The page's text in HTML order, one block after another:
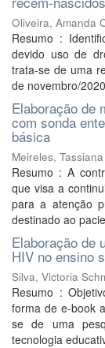
Oliveira, Amanda
Resumo :
devido uso de
trata-se de uma
de novembro/
Elaboração de
com sonda
básica
Meireles, Tassiana
Resumo : A
que visa a
para a atenção
destinado ao
Elaboração de
HIV no ensino
Silva, Victoria
Resumo :
forma de e-book
se de uma
tecnologia